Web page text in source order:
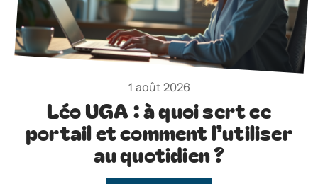
1 août 2026
Léo UGA : à quoi sert ce
portail et comment l’utiliser
au quotidien ?